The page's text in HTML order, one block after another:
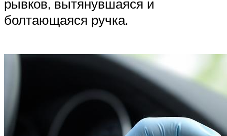
рывков, вытянувшаяся и
болтающаяся ручка.